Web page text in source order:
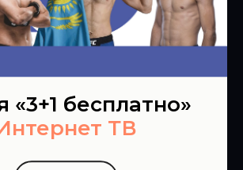
«3+1 бесплатно»
ТВ